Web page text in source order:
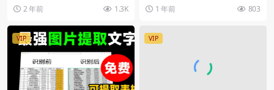
限制【在线工具】
分享的一些音乐站也都关闭了，今
天又找了一个分享给大...
2 年前 1.3K
音效
大平台主播活跃气氛的必备软件助
手，极力推荐！内置上...
1 年前 803
VIP VIP